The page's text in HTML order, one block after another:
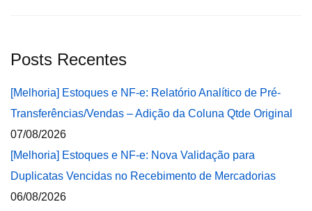
Posts Recentes
[Melhoria] Estoques e NF-e: Relatório Analítico de Pré-
Transferências/Vendas – Adição da Coluna Qtde Original
07/08/2026
[Melhoria] Estoques e NF-e: Nova Validação para
Duplicatas Vencidas no Recebimento de Mercadorias
06/08/2026